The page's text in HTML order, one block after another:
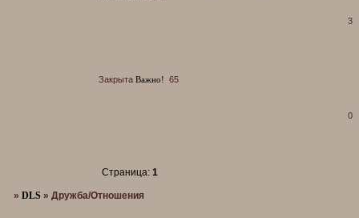
3
Закрыта Важно! 65
0
Страница:1
»DLS »Дружба/Отношения